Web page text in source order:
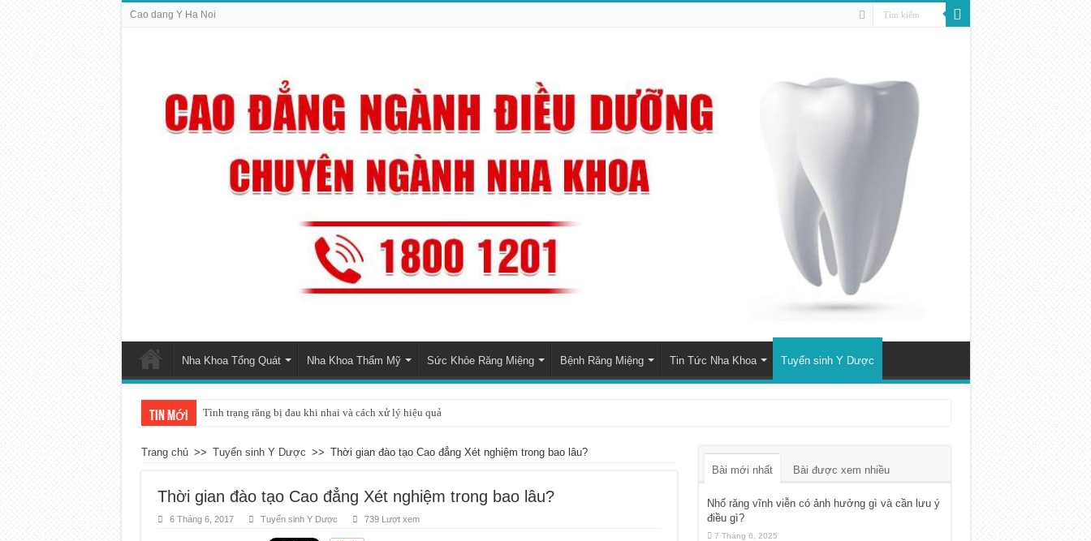
Cao dang Y Ha Noi
Nha Khoa Tổng Quát Nha Khoa Thẩm Mỹ Sức Khỏe Răng Miệng Bệnh Răng Miệng Tin Tức Nha Khoa Tuyển sinh Y Dược
Tin mới Tình trạng răng bị đau khi nhai và cách xử lý hiệu quả
Trang chủ >> Tuyển sinh Y Dược >> Thời gian đào tạo Cao đẳng Xét nghiệm trong bao lâu?
Thời gian đào tạo Cao đẳng Xét nghiệm trong bao lâu?
6 Tháng 6, 2017 Tuyển sinh Y Dược 739 Lượt xem
Bài mới nhất Bài được xem nhiều
Nhổ răng vĩnh viễn có ảnh hưởng gì và cần lưu ý
điều gì?
7 Tháng 6, 2025